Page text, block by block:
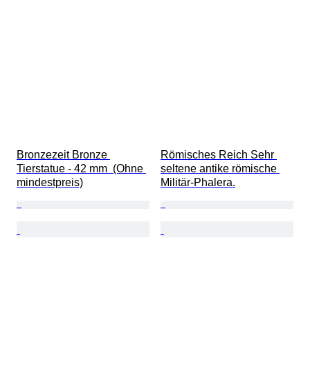
Bronzezeit Bronze
Tierstatue - 42 mm  (Ohne
mindestpreis)
Römisches Reich Sehr
seltene antike römische
Militär-Phalera.